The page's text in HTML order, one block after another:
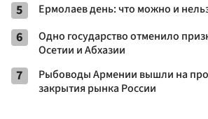
5 Ермолаев день: что можно и
6
Одно государство отменило
Осетии и Абхазии
7
Рыбоводы Армении вышли на
закрытия рынка России